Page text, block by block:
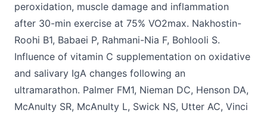
peroxidation, muscle damage and inflammation
after 30-min exercise at 75% VO2max. Nakhostin-
Roohi B1, Babaei P, Rahmani-Nia F, Bohlooli S.
Influence of vitamin C supplementation on oxidative
and salivary IgA changes following an
ultramarathon. Palmer FM1, Nieman DC, Henson DA,
McAnulty SR, McAnulty L, Swick NS, Utter AC, Vinci